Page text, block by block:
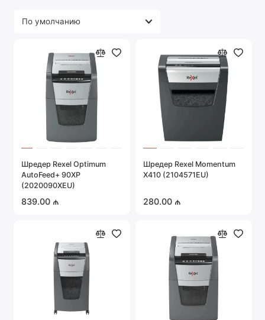
Шредер Rexel Optimum
AutoFeed+ 90XP
(2020090XEU)
839.00 ₼
Шредер Rexel Momentum
X410 (2104571EU)
280.00 ₼